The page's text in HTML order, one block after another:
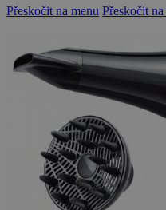
Přeskočit na menu Přeskočit